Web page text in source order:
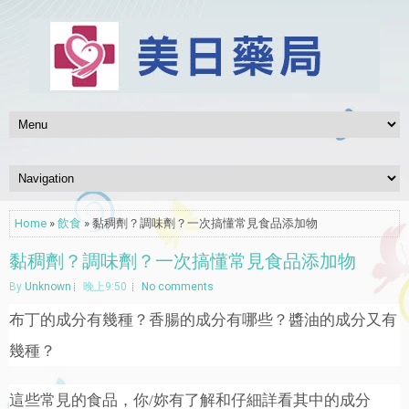
Home » 飲食 » 黏稠劑？調味劑？一次搞懂常見食品添加物
黏稠劑？調味劑？一次搞懂常見食品添加物
By Unknown 晚上9:50 No comments
布丁的成分有幾種？香腸的成分有哪些？醬油的成分又有
幾種？
這些常見的食品，你/妳有了解和仔細詳看其中的成分